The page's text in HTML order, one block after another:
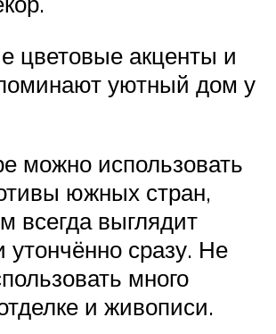
цветовые акценты и
уютный дом у
можно использовать
южных стран,
всегда выглядит
утончённо сразу. Не
много
и живописи.